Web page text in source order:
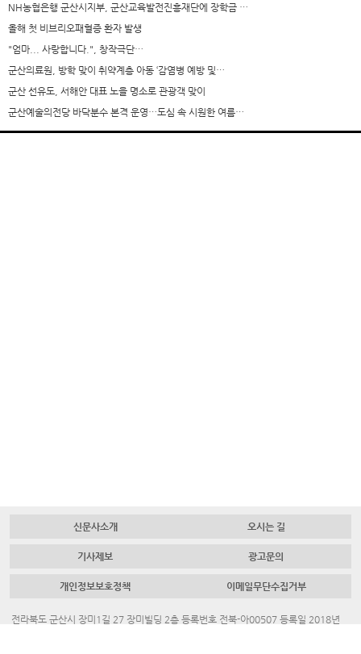
NH농협은행 군산시지부, 군산교육발전진흥재단에 장학금 …
올해 첫 비브리오패혈증 환자 발생
"엄마... 사랑합니다.", 창작극단…
군산의료원, 방학 맞이 취약계층 아동 ‘감염병 예방 및…
군산 선유도, 서해안 대표 노을 명소로 관광객 맞이
군산예술의전당 바닥분수 본격 운영…도심 속 시원한 여름…
신문사소개 오시는 길
기사제보 광고문의
개인정보보호정책 이메일무단수집거부
전라북도 군산시 장미1길 27 장미빌딩 2층 등록번호 전북-아00507 등록일 2018년